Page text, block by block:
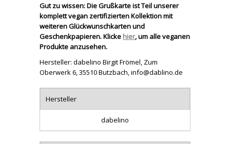
Gut zu wissen: Die Grußkarte ist Teil unserer
komplett vegan zertifizierten Kollektion mit
weiteren Glückwunschkarten und
Geschenkpapieren. Klicke hier, um alle veganen
Produkte anzusehen.
Hersteller: dabelino Birgit Frömel, Zum
Oberwerk 6, 35510 Butzbach, info@dablino.de
Hersteller
dabelino